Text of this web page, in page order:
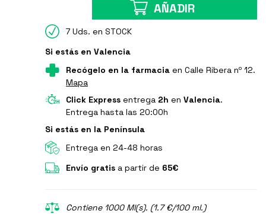
AÑADIR
7 Uds. en STOCK
Si estás en Valencia
Recógelo en la farmacia en Calle Ribera nº 12.
Mapa
Click Express entrega 2h enValencia.
Entrega hasta las 20:00h
Si estás en la Península
Entrega en 24-48 horas
Envío gratis a partir de 65€
Contiene 1000 Ml(s). (1.7 €/100 ml.)